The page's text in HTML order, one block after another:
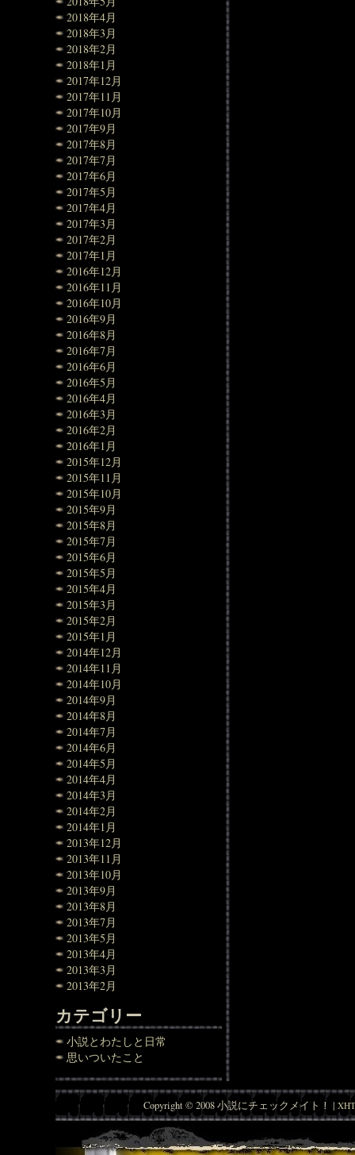
2018年4月
2018年3月
2018年2月
2018年1月
2017年12月
2017年11月
2017年10月
2017年9月
2017年8月
2017年7月
2017年6月
2017年5月
2017年4月
2017年3月
2017年2月
2017年1月
2016年12月
2016年11月
2016年10月
2016年9月
2016年8月
2016年7月
2016年6月
2016年5月
2016年4月
2016年3月
2016年2月
2016年1月
2015年12月
2015年11月
2015年10月
2015年9月
2015年8月
2015年7月
2015年6月
2015年5月
2015年4月
2015年3月
2015年2月
2015年1月
2014年12月
2014年11月
2014年10月
2014年9月
2014年8月
2014年7月
2014年6月
2014年5月
2014年4月
2014年3月
2014年2月
2014年1月
2013年12月
2013年11月
2013年10月
2013年9月
2013年8月
2013年7月
2013年5月
2013年4月
2013年3月
2013年2月
カテゴリー
小説とわたしと日常
思いついたこと
Copyright © 2008 小説にチェックメイト！ |